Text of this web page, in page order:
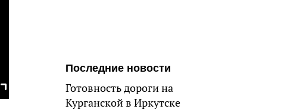
Последние новости
Готовность дороги на
Курганской в Иркутске